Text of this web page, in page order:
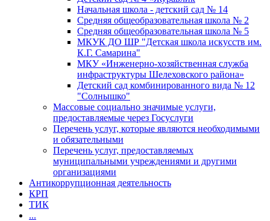
Начальная школа - детский сад № 14
Средняя общеобразовательная школа № 2
Средняя общеобразовательная школа № 5
МКУК ДО ШР "Детская школа искусств им.
К.Г. Самарина"
МКУ «Инженерно-хозяйственная служба
инфраструктуры Шелеховского района»
Детский сад комбинированного вида № 12
"Солнышко"
Массовые социально значимые услуги,
предоставляемые через Госуслуги
Перечень услуг, которые являются необходимыми
и обязательными
Перечень услуг, предоставляемых
муниципальными учреждениями и другими
организациями
Антикоррупционная деятельность
КРП
ТИК
...